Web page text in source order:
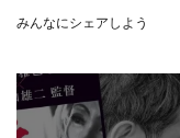
みんなにシェアしよう